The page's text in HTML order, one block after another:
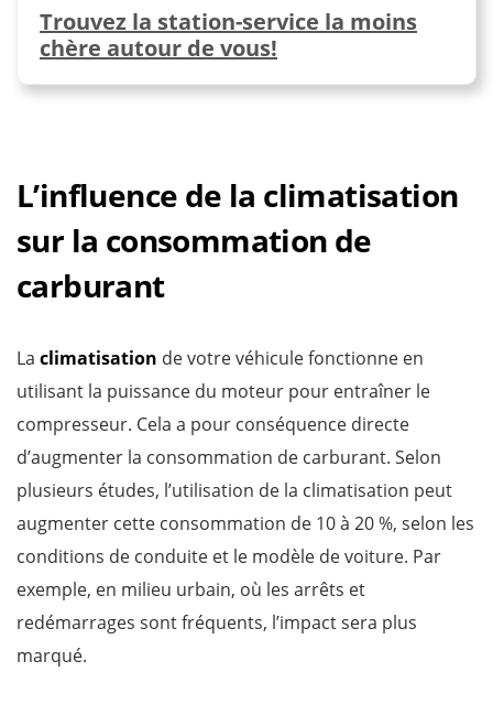
Trouvez la station-service la moins
chère autour de vous!
L’influence de la climatisation
sur la consommation de
carburant
La climatisation de votre véhicule fonctionne en
utilisant la puissance du moteur pour entraîner le
compresseur. Cela a pour conséquence directe
d’augmenter la consommation de carburant. Selon
plusieurs études, l’utilisation de la climatisation peut
augmenter cette consommation de 10 à 20 %, selon les
conditions de conduite et le modèle de voiture. Par
exemple, en milieu urbain, où les arrêts et
redémarrages sont fréquents, l’impact sera plus
marqué.